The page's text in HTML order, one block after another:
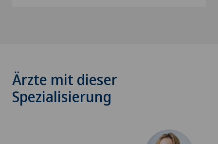
Ärzte mit dieser
Spezialisierung